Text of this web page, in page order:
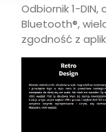
Odbiornik 1-DIN,
Bluetooth®,
zgodność z